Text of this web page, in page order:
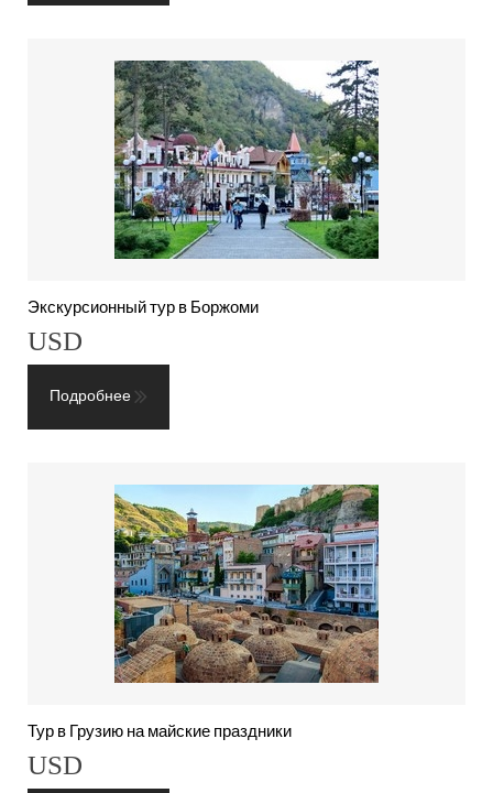
Экскурсионный тур в Боржоми
USD
Подробнее
Тур в Грузию на майские праздники
USD